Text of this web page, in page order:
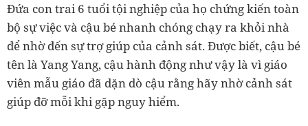
Đứa con trai 6 tuổi tội nghiệp của họ chứng kiến toàn
bộ sự việc và cậu bé nhanh chóng chạy ra khỏi nhà
để nhờ đến sự trợ giúp của cảnh sát. Được biết, cậu bé
tên là Yang Yang, cậu hành động như vậy là vì giáo
viên mẫu giáo đã dặn dò cậu rằng hãy nhờ cảnh sát
giúp đỡ mỗi khi gặp nguy hiểm.